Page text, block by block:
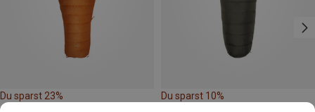
Du sparst 23% Du sparst 10%